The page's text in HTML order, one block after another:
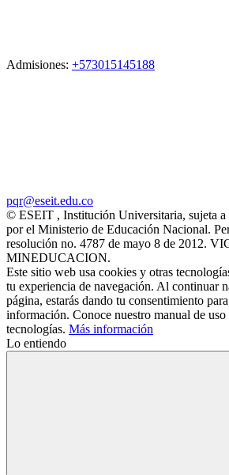
Admisiones: +573015145188
pqr@eseit.edu.co
© ESEIT , Institución Universitaria, sujeta
por el Ministerio de Educación Nacional.
resolución no. 4787 de mayo 8 de 2012.
MINEDUCACION.
Este sitio web usa cookies y otras
tu experiencia de navegación. Al continuar
página, estarás dando tu consentimiento
información. Conoce nuestro manual de
tecnologías. Más información
Lo entiendo